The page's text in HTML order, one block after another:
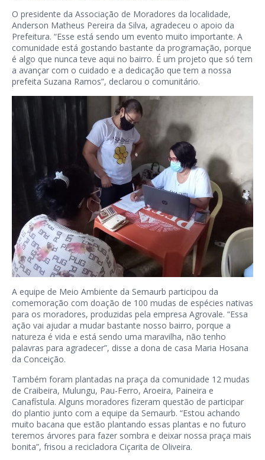
O presidente da Associação de Moradores da localidade,
Anderson Matheus Pereira da Silva, agradeceu o apoio da
Prefeitura. “Esse está sendo um evento muito importante. A
comunidade está gostando bastante da programação, porque
é algo que nunca teve aqui no bairro. É um projeto que só tem
a avançar com o cuidado e a dedicação que tem a nossa
prefeita Suzana Ramos”, declarou o comunitário.
A equipe de Meio Ambiente da Semaurb participou da
comemoração com doação de 100 mudas de espécies nativas
para os moradores, produzidas pela empresa Agrovale. “Essa
ação vai ajudar a mudar bastante nosso bairro, porque a
natureza é vida e está sendo uma maravilha, não tenho
palavras para agradecer”, disse a dona de casa Maria Hosana
da Conceição.
Também foram plantadas na praça da comunidade 12 mudas
de Craibeira, Mulungu, Pau-Ferro, Aroeira, Paineira e
Canafístula. Alguns moradores fizeram questão de participar
do plantio junto com a equipe da Semaurb. “Estou achando
muito bacana que estão plantando essas plantas e no futuro
teremos árvores para fazer sombra e deixar nossa praça mais
bonita”, frisou a recicladora Ciçarita de Oliveira.